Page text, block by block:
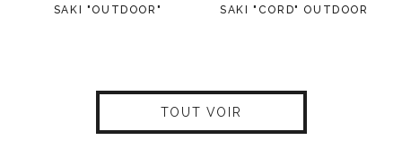
SAKI "OUTDOOR" SAKI "CORD" OUTDOOR
TOUT VOIR